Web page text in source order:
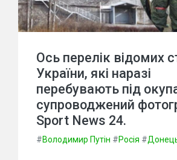
Ось перелік відомих
України, які наразі
перебувають під
супроводжений
Sport News 24.
#Володимир Путін #Росія #